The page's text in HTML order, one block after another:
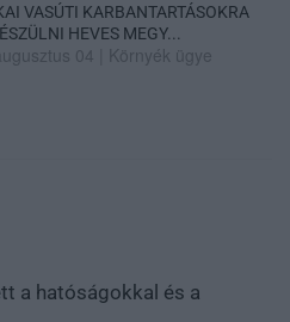
VASÚTI KARBANTARTÁSOKRA
HEVES MEGY...
04 Környék ügye
a hatóságokkal és a